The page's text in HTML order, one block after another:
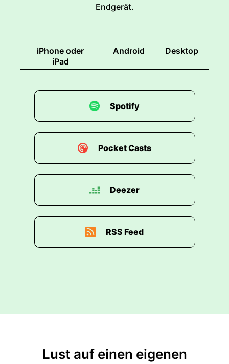
Endgerät.
iPhone oder
iPad
Android Desktop
Spotify
Pocket Casts
Deezer
RSS Feed
Lust auf einen eigenen